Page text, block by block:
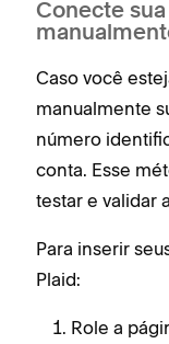
Conecte
Caso você
manualmente
número
conta. Esse
testar e validar
Para inserir
Plaid:
Role a